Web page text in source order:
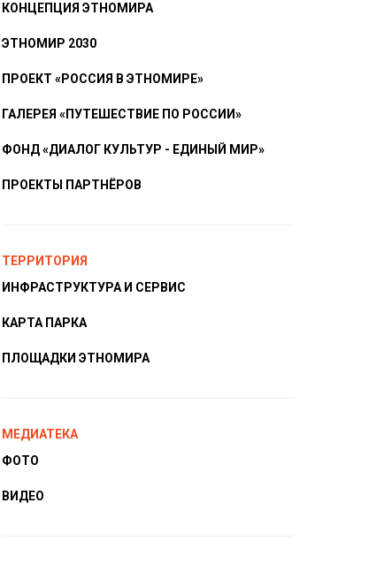
КОНЦЕПЦИЯ ЭТНОМИРА
ЭТНОМИР 2030
ПРОЕКТ «РОССИЯ В ЭТНОМИРЕ»
ГАЛЕРЕЯ «ПУТЕШЕСТВИЕ ПО РОССИИ»
ФОНД «ДИАЛОГ КУЛЬТУР - ЕДИНЫЙ МИР»
ПРОЕКТЫ ПАРТНЁРОВ
ТЕРРИТОРИЯ
ИНФРАСТРУКТУРА И СЕРВИС
КАРТА ПАРКА
ПЛОЩАДКИ ЭТНОМИРА
МЕДИАТЕКА
ФОТО
ВИДЕО